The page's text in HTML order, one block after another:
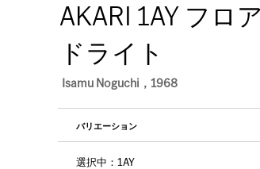
AKARI 1AY フロ
ドライト
Isamu Noguchi，1968
バリエーション
選択中：1AY